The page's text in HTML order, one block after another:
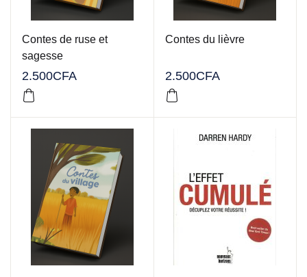
Contes de ruse et
sagesse
2.500CFA
Contes du lièvre
2.500CFA